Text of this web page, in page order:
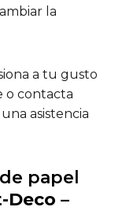
la
a tu gusto
o contacta
asistencia
papel
Deco –